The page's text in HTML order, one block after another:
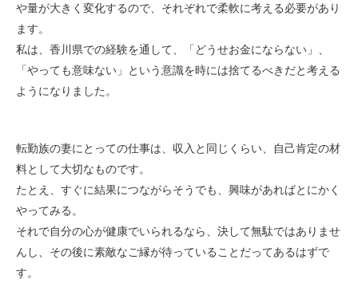
や量が大きく変化するので、それぞれで柔軟に考える必要があり
ます。
私は、香川県での経験を通して、「どうせお金にならない」、
「やっても意味ない」という意識を時には捨てるべきだと考える
ようになりました。
転勤族の妻にとっての仕事は、収入と同じくらい、自己肯定の材
料として大切なものです。
たとえ、すぐに結果につながらそうでも、興味があればとにかく
やってみる。
それで自分の心が健康でいられるなら、決して無駄ではありませ
んし、その後に素敵なご縁が待っていることだってあるはずで
す。